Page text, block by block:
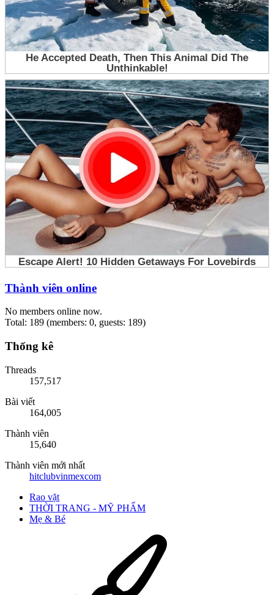
Thành viên online
No members online now.
Total: 189 (members: 0, guests: 189)
Thống kê
Threads
157,517
Bài viết
164,005
Thành viên
15,640
Thành viên mới nhất
hitclubvinmexcom
Rao vặt
THỜI TRANG - MỸ PHẨM
Mẹ & Bé